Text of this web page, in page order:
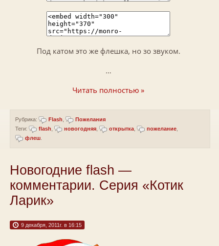
Под катом это же флешка, но зо звуком.
…
Читать полностью »
Рубрика: Flash
Пожелания
Теги:
flash новогодняя открытка пожелание
флеш
Новогодние flash —
комментарии. Серия «Котик
Ларик»
9 декабря, 2011г. в 16:15